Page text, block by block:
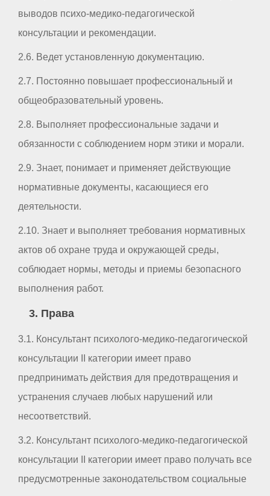
выводов психо-медико-педагогической
консультации и рекомендации.
2.6. Ведет установленную документацию.
2.7. Постоянно повышает профессиональный и
общеобразовательный уровень.
2.8. Выполняет профессиональные задачи и
обязанности с соблюдением норм этики и морали.
2.9. Знает, понимает и применяет действующие
нормативные документы, касающиеся его
деятельности.
2.10. Знает и выполняет требования нормативных
актов об охране труда и окружающей среды,
соблюдает нормы, методы и приемы безопасного
выполнения работ.
3. Права
3.1. Консультант психолого-медико-педагогической
консультации II категории имеет право
предпринимать действия для предотвращения и
устранения случаев любых нарушений или
несоответствий.
3.2. Консультант психолого-медико-педагогической
консультации II категории имеет право получать все
предусмотренные законодательством социальные